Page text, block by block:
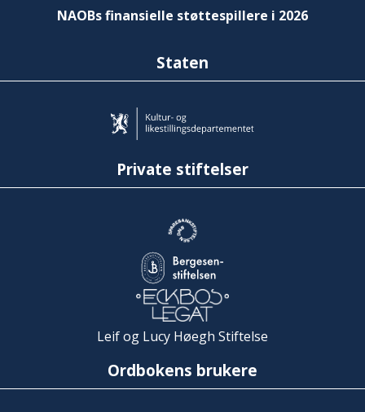
NAOBs finansielle støttespillere i 2026
Staten
Private stiftelser
Leif og Lucy Høegh Stiftelse
Ordbokens brukere